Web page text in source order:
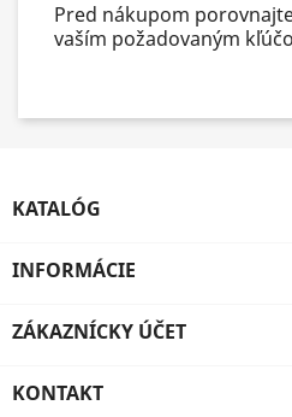
Pred nákupom
vaším požadovaným
KATALÓG
INFORMÁCIE
ZÁKAZNÍCKY ÚČET
KONTAKT